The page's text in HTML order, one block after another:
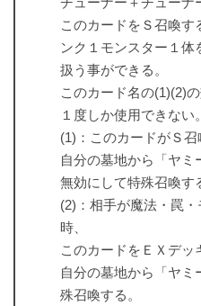
このカードをＳ召喚す
ンク１モンスター１体
扱う事ができる。
このカード名の(1)(2)
１度しか使用できない。
(1)：このカードがＳ召
自分の墓地から「ヤミ
無効にして特殊召喚す
(2)：相手が魔法・罠
時、
このカードをＥＸデッ
自分の墓地から「ヤ
殊召喚する。